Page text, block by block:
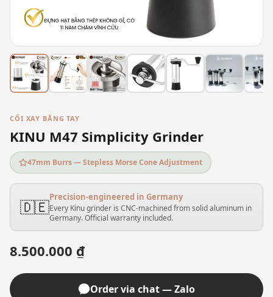
CỐI XAY BẰNG TAY
KINU M47 Simplicity Grinder
47mm Burrs — Stepless Morse Cone Adjustment
🇩🇪Precision-engineered in Germany
Every Kinu grinder is CNC-machined from solid aluminum in
Germany. Official warranty included.
8.500.000 ₫
Order via chat — Zalo